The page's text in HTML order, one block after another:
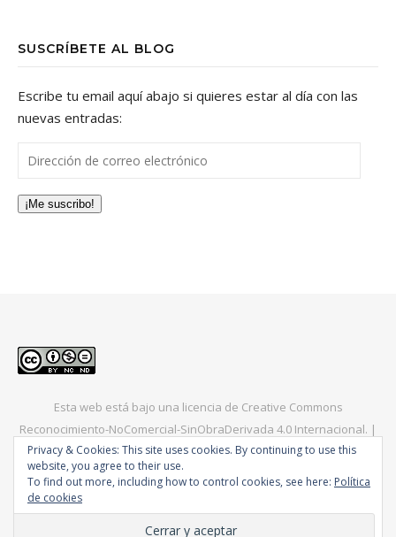
SUSCRÍBETE AL BLOG
Escribe tu email aquí abajo si quieres estar al día con las
nuevas entradas:
Dirección de correo electrónico
¡Me suscribo!
Esta web está bajo una licencia de Creative Commons
Reconocimiento-NoComercial-SinObraDerivada 4.0 Internacional. |
Bard Tema deWP Royal . Europa América Asia Consejos
VOLVER ARRIBA
Privacy & Cookies: This site uses cookies. By continuing to use this
website, you agree to their use.
To find out more, including how to control cookies, see here: Política
de cookies